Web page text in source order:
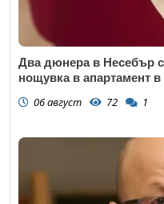
Два дюнера в Несебър
нощувка в апартамент
06 август 72 1